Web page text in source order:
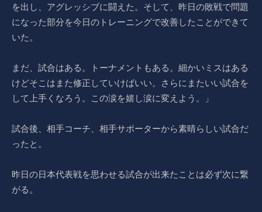
を出し、アグレッシブに闘えた。そして、昨日の敗戦で問題
になった部分を今日のトレーニングで改善したことができて
いた。
まだ、試合はある。トーナメントもある。細かいミスはある
けどそこはまた修正していけばいい。さらにまたいい試合を
して上手くなろう。この涙を嬉し涙に変えよう。」
試合後、相手コーチ、相手サポーターから素晴らしい試合だ
ったと。
昨日の日本代表戦を思わせる試合が出来たことは必ず次に繋
がる。